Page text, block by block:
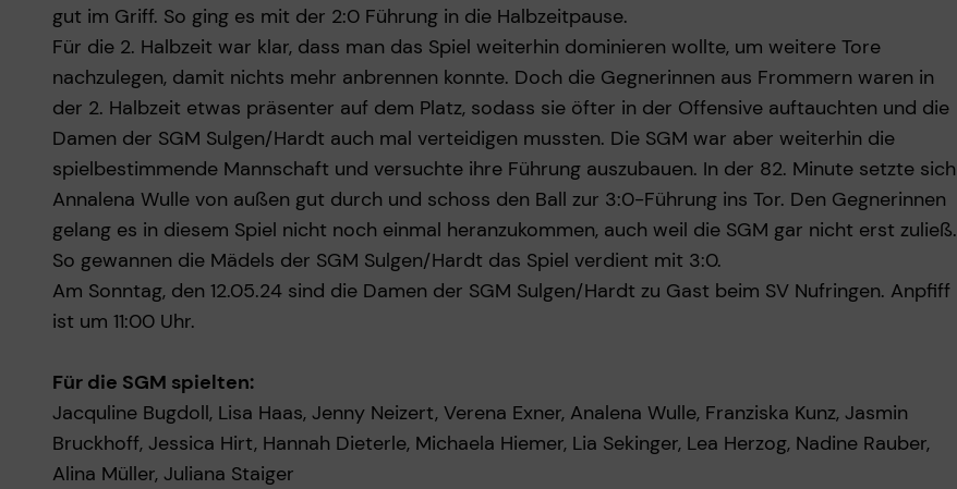
gut im Griff. So ging es mit der 2:0 Führung in die Halbzeitpause.
Für die 2. Halbzeit war klar, dass man das Spiel weiterhin dominieren wollte, um weitere Tore
nachzulegen, damit nichts mehr anbrennen konnte. Doch die Gegnerinnen aus Frommern waren in
der 2. Halbzeit etwas präsenter auf dem Platz, sodass sie öfter in der Offensive auftauchten und die
Damen der SGM Sulgen/Hardt auch mal verteidigen mussten. Die SGM war aber weiterhin die
spielbestimmende Mannschaft und versuchte ihre Führung auszubauen. In der 82. Minute setzte sich
Annalena Wulle von außen gut durch und schoss den Ball zur 3:0-Führung ins Tor. Den Gegnerinnen
gelang es in diesem Spiel nicht noch einmal heranzukommen, auch weil die SGM gar nicht erst zuließ.
So gewannen die Mädels der SGM Sulgen/Hardt das Spiel verdient mit 3:0.
Am Sonntag, den 12.05.24 sind die Damen der SGM Sulgen/Hardt zu Gast beim SV Nufringen. Anpfiff
ist um 11:00 Uhr.
Für die SGM spielten:
Jacquline Bugdoll, Lisa Haas, Jenny Neizert, Verena Exner, Analena Wulle, Franziska Kunz, Jasmin
Bruckhoff, Jessica Hirt, Hannah Dieterle, Michaela Hiemer, Lia Sekinger, Lea Herzog, Nadine Rauber,
Alina Müller, Juliana Staiger